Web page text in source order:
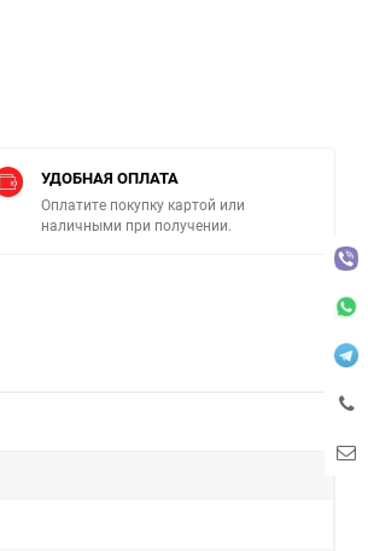
УДОБНАЯ ОПЛАТА
Оплатите покупку картой или
наличными при получении.